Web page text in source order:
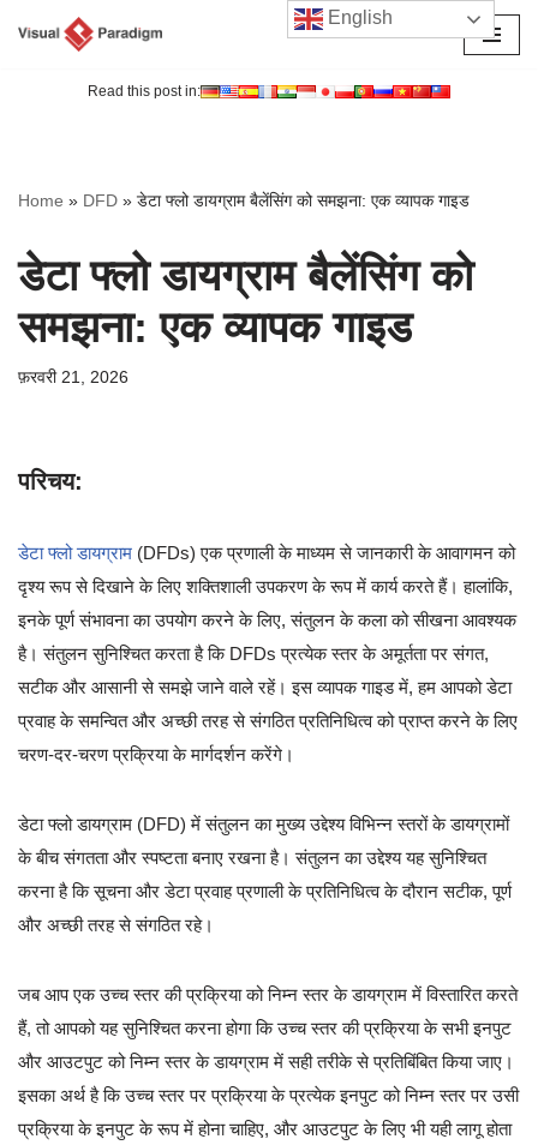
Read this post in:
Home » DFD » डेटा फ्लो डायग्राम बैलेंसिंग को समझना: एक व्यापक गाइड
डेटा फ्लो डायग्राम बैलेंसिंग को
समझना: एक व्यापक गाइड
फ़रवरी 21, 2026
परिचय:
डेटा फ्लो डायग्राम (DFDs) एक प्रणाली के माध्यम से जानकारी के आवागमन को
दृश्य रूप से दिखाने के लिए शक्तिशाली उपकरण के रूप में कार्य करते हैं। हालांकि,
इनके पूर्ण संभावना का उपयोग करने के लिए, संतुलन के कला को सीखना आवश्यक
है। संतुलन सुनिश्चित करता है कि DFDs प्रत्येक स्तर के अमूर्तता पर संगत,
सटीक और आसानी से समझे जाने वाले रहें। इस व्यापक गाइड में, हम आपको डेटा
प्रवाह के समन्वित और अच्छी तरह से संगठित प्रतिनिधित्व को प्राप्त करने के लिए
चरण-दर-चरण प्रक्रिया के मार्गदर्शन करेंगे।
डेटा फ्लो डायग्राम (DFD) में संतुलन का मुख्य उद्देश्य विभिन्न स्तरों के डायग्रामों
के बीच संगतता और स्पष्टता बनाए रखना है। संतुलन का उद्देश्य यह सुनिश्चित
करना है कि सूचना और डेटा प्रवाह प्रणाली के प्रतिनिधित्व के दौरान सटीक, पूर्ण
और अच्छी तरह से संगठित रहे।
जब आप एक उच्च स्तर की प्रक्रिया को निम्न स्तर के डायग्राम में विस्तारित करते
हैं, तो आपको यह सुनिश्चित करना होगा कि उच्च स्तर की प्रक्रिया के सभी इनपुट
और आउटपुट को निम्न स्तर के डायग्राम में सही तरीके से प्रतिबिंबित किया जाए।
इसका अर्थ है कि उच्च स्तर पर प्रक्रिया के प्रत्येक इनपुट को निम्न स्तर पर उसी
प्रक्रिया के इनपुट के रूप में होना चाहिए, और आउटपुट के लिए भी यही लागू होता
English